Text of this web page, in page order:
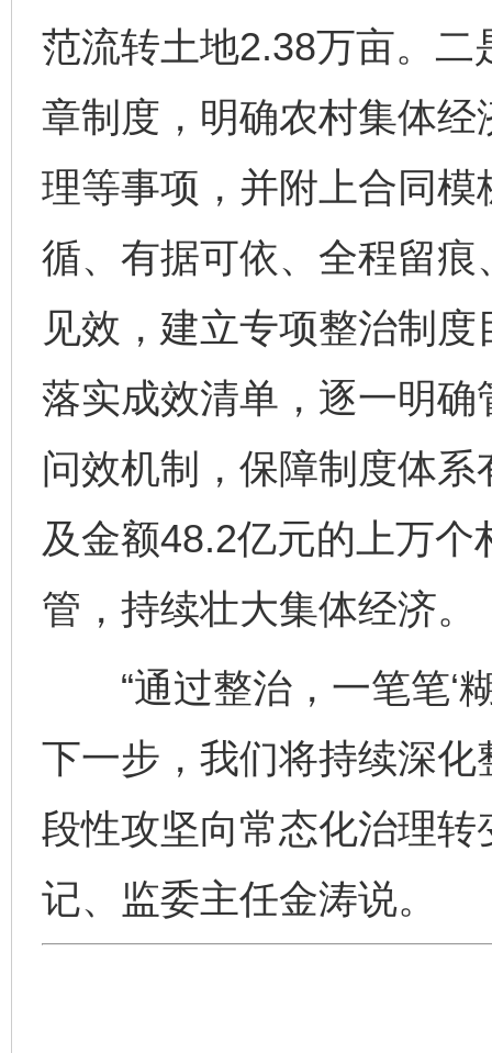
范流转土地2.38万亩。
章制度，明确农村集体
理等事项，并附上合同模
循、有据可依、全程留
见效，建立专项整治制
落实成效清单，逐一明
问效机制，保障制度体
及金额48.2亿元的上万
管，持续壮大集体经济。
“通过整治，一笔笔‘糊
下一步，我们将持续深化
段性攻坚向常态化治理转
记、监委主任金涛说。